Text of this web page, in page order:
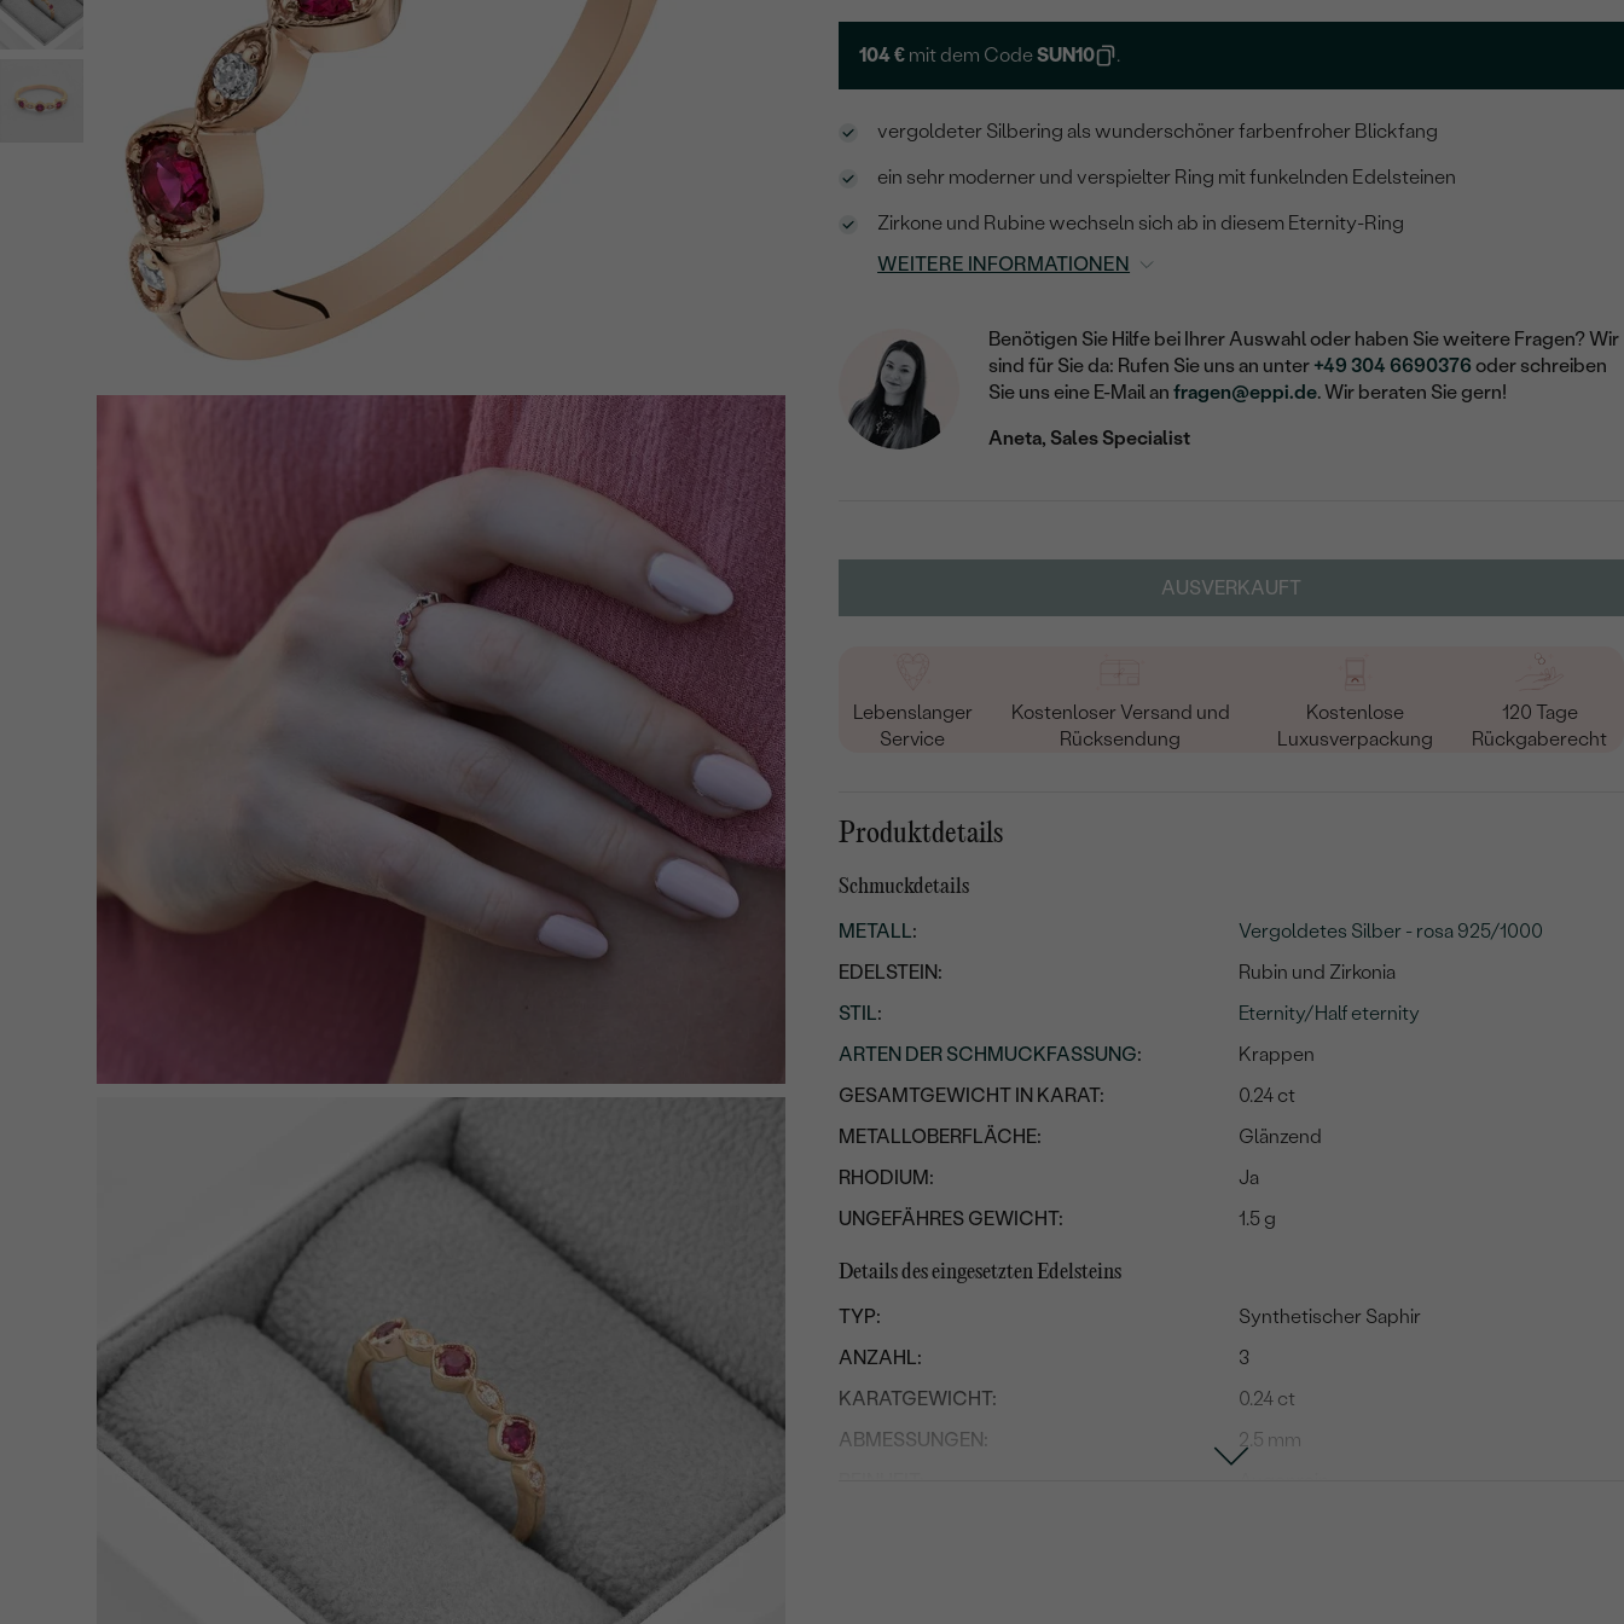
104 € mit dem CodeSUN10 .
vergoldeter Silbering als wunderschöner farbenfroher Blickfang
ein sehr moderner und verspielter Ring mit funkelnden Edelsteinen
Zirkone und Rubine wechseln sich ab in diesem Eternity-Ring
WEITERE INFORMATIONEN
Benötigen Sie Hilfe bei Ihrer Auswahl oder haben Sie weitere Fragen? Wir
sind für Sie da: Rufen Sie uns an unter +49 304 6690376 oder schreiben
Sie uns eine E-Mail anfragen@eppi.de. Wir beraten Sie gern!
Aneta, Sales Specialist
AUSVERKAUFT
Lebenslanger
Service
Kostenloser Versand und
Rücksendung
Kostenlose
Luxusverpackung
120 Tage
Rückgaberecht
Produktdetails
Schmuckdetails
METALL:
Vergoldetes Silber - rosa 925/1000
EDELSTEIN:
Rubin und Zirkonia
STIL:
Eternity/Half eternity
ARTEN DER SCHMUCKFASSUNG:
Krappen
GESAMTGEWICHT IN KARAT:
0.24 ct
METALLOBERFLÄCHE:
Glänzend
RHODIUM:
Ja
UNGEFÄHRES GEWICHT:
1.5 g
Details des eingesetzten Edelsteins
TYP:
Synthetischer Saphir
ANZAHL:
3
KARATGEWICHT:
0.24 ct
ABMESSUNGEN:
2.5 mm